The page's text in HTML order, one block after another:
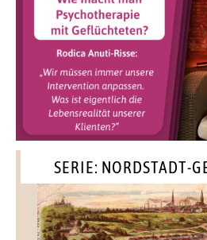
SERIE: NORDSTADT-